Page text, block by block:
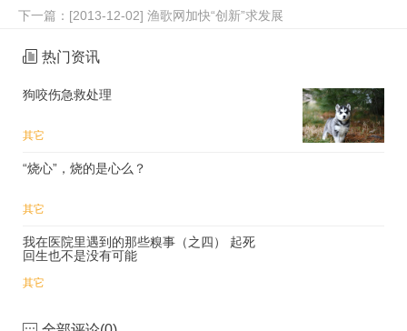
下一篇： [2013-12-02] 渔歌网加快“创新”求发展
热门资讯
狗咬伤急救处理
其它
“烧心”，烧的是心么？
其它
我在医院里遇到的那些糗事（之四） 起死
回生也不是没有可能
其它